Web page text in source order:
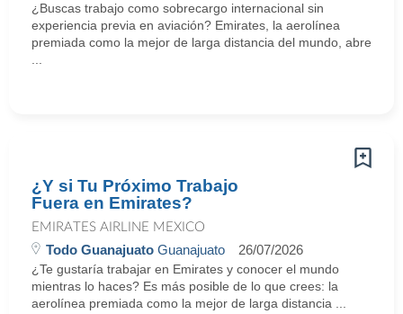
¿Buscas trabajo como sobrecargo internacional sin
experiencia previa en aviación? Emirates, la aerolínea
premiada como la mejor de larga distancia del mundo, abre
¿Y si Tu Próximo Trabajo
Fuera en Emirates?
EMIRATES AIRLINE MEXICO
Todo Guanajuato Guanajuato 26/07/2026
¿Te gustaría trabajar en Emirates y conocer el mundo
mientras lo haces? Es más posible de lo que crees: la
aerolínea premiada como la mejor de larga distancia ...